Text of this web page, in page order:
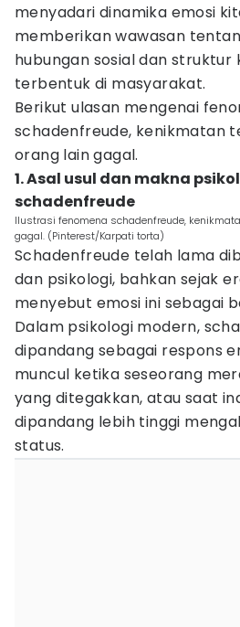
menyadari dinamika emosi
memberikan wawasan
hubungan sosial dan struktur
terbentuk di masyarakat.
Berikut ulasan mengenai
schadenfreude, kenikmatan
orang lain gagal.
1. Asal usul dan makna
schadenfreude
Ilustrasi fenomena schadenfreude,
gagal. (Pinterest/Karpati torta)
Schadenfreude telah lama
dan psikologi, bahkan sejak
menyebut emosi ini sebagai
Dalam psikologi modern,
dipandang sebagai respons
muncul ketika seseorang
yang ditegakkan, atau saat
dipandang lebih tinggi
status.